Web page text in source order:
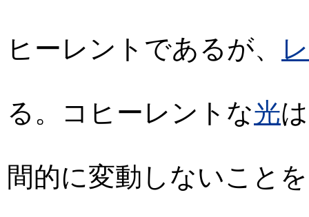
ヒーレントであるが、
る。コヒーレントな光
間的に変動しないこと